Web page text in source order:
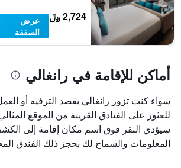
2,724 ﷼
عرض
الصفقة
أماكن للإقامة في رانغالي
سواء كنت تزور رانغالي بقصد الترفيه أو
للعثور على الفنادق القريبة من الموقع
سيؤدي النقر فوق اسم مكان إقامة إلى
المعلومات والسماح لك بحجز ذلك الفندق